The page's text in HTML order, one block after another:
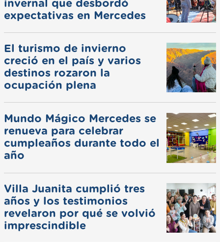
invernal que desbordó
expectativas en Mercedes
El turismo de invierno
creció en el país y varios
destinos rozaron la
ocupación plena
Mundo Mágico Mercedes se
renueva para celebrar
cumpleaños durante todo el
año
Villa Juanita cumplió tres
años y los testimonios
revelaron por qué se volvió
imprescindible